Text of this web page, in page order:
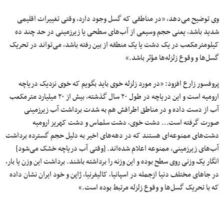
وی توضیح می‌دهد، «در مناطقی که گسل وجود دارد، وقتی تغییرات اقلیمی
شدید باشد، یعنی حجم وسیعی از آب‌های سطحی یا زیرزمینی در حد چند ده
کیلومترمکعب در یک دشت یا یک منطقه از بین رفته باشد، می‌تواند در تحریک
گسل‌ها و وقوع زلزله‌ها مؤثر باشد.»
پروفسور زارع افزود: «در مورد زلزله خوی باید بگویم که خوی نزدیک دریاچه
ارومیه است و این دریاچه در طول ۲۰ سال گذشته، بیش از ۲۰ میلیارد مترمکعب
آب از دست داده و در مناطق اطرافش هم به شدت برداشت آب زیرزمینی
صورت گرفته است… دشت خوی، دشت سلماس و دشت کهریز ارومیه
دشت‌های ممنوعه‌ای هستند که در دهه‌های اخیر به دلیل حجم گسترده برداشت
آب‌های زیرزمینی، ممنوعه اعلام شده‌اند. [وقتی آب دریاچه خشک می‌شود]
انگار یک وزنی روی سطح بوده و این وزنه را برداشته باشند. برداشت این وزن یا بار،
در جاهای مختلف دنیا ازجمله در اسپانیا، کالیفرنیا، ژاپن و خود ایران نشان داده
که با تحریک گسل‌ها و وقوع زلزله مرتبط بوده است.»